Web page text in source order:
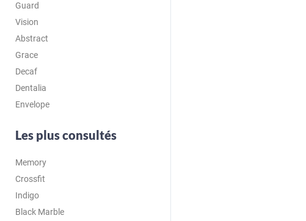
Guard
Vision
Abstract
Grace
Decaf
Dentalia
Envelope
Les plus consultés
Memory
Crossfit
Indigo
Black Marble